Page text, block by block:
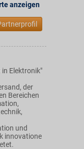
anzeigen
Elektronik"
der
Bereichen
und
innovatione